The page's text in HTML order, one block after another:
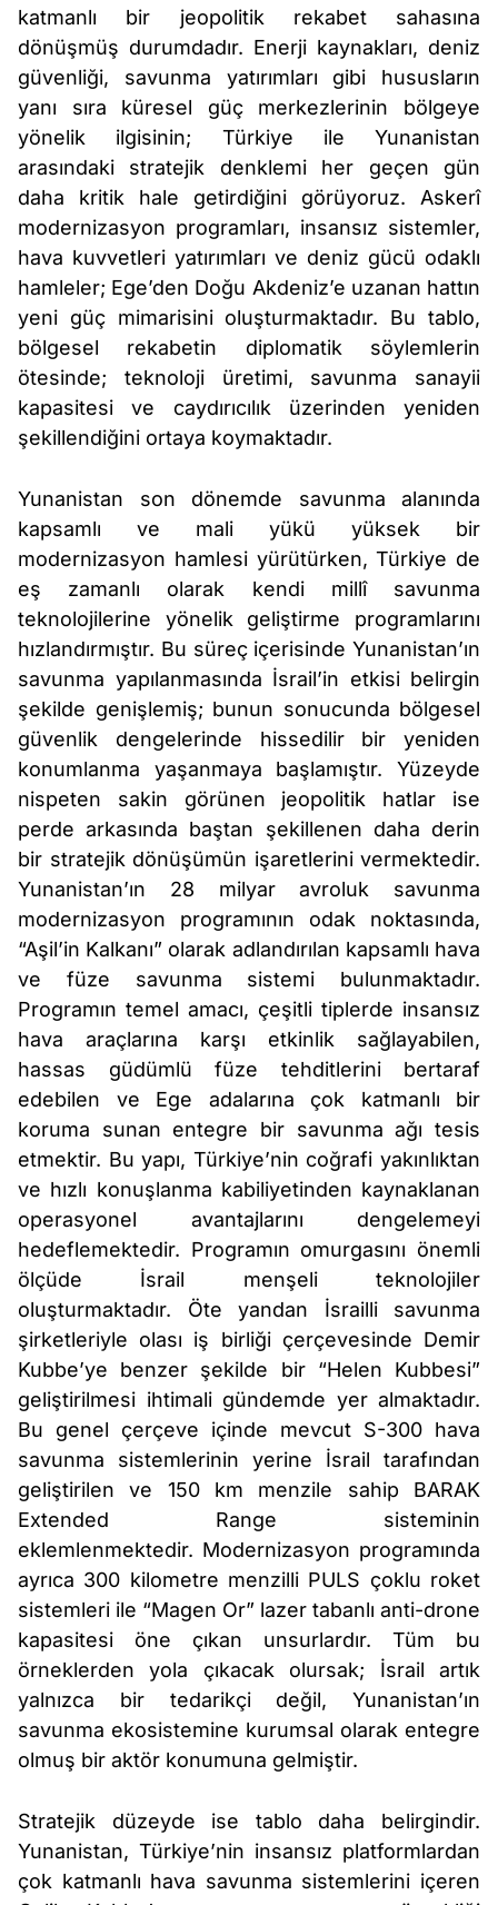
katmanlı bir jeopolitik rekabet sahasına
dönüşmüş durumdadır. Enerji kaynakları, deniz
güvenliği, savunma yatırımları gibi hususların
yanı sıra küresel güç merkezlerinin bölgeye
yönelik ilgisinin; Türkiye ile Yunanistan
arasındaki stratejik denklemi her geçen gün
daha kritik hale getirdiğini görüyoruz. Askerî
modernizasyon programları, insansız sistemler,
hava kuvvetleri yatırımları ve deniz gücü odaklı
hamleler; Ege’den Doğu Akdeniz’e uzanan hattın
yeni güç mimarisini oluşturmaktadır. Bu tablo,
bölgesel rekabetin diplomatik söylemlerin
ötesinde; teknoloji üretimi, savunma sanayii
kapasitesi ve caydırıcılık üzerinden yeniden
şekillendiğini ortaya koymaktadır.
Yunanistan son dönemde savunma alanında
kapsamlı ve mali yükü yüksek bir
modernizasyon hamlesi yürütürken, Türkiye de
eş zamanlı olarak kendi millî savunma
teknolojilerine yönelik geliştirme programlarını
hızlandırmıştır. Bu süreç içerisinde Yunanistan’ın
savunma yapılanmasında İsrail’in etkisi belirgin
şekilde genişlemiş; bunun sonucunda bölgesel
güvenlik dengelerinde hissedilir bir yeniden
konumlanma yaşanmaya başlamıştır. Yüzeyde
nispeten sakin görünen jeopolitik hatlar ise
perde arkasında baştan şekillenen daha derin
bir stratejik dönüşümün işaretlerini vermektedir.
Yunanistan’ın 28 milyar avroluk savunma
modernizasyon programının odak noktasında,
“Aşil’in Kalkanı” olarak adlandırılan kapsamlı hava
ve füze savunma sistemi bulunmaktadır.
Programın temel amacı, çeşitli tiplerde insansız
hava araçlarına karşı etkinlik sağlayabilen,
hassas güdümlü füze tehditlerini bertaraf
edebilen ve Ege adalarına çok katmanlı bir
koruma sunan entegre bir savunma ağı tesis
etmektir. Bu yapı, Türkiye’nin coğrafi yakınlıktan
ve hızlı konuşlanma kabiliyetinden kaynaklanan
operasyonel avantajlarını dengelemeyi
hedeflemektedir. Programın omurgasını önemli
ölçüde İsrail menşeli teknolojiler
oluşturmaktadır. Öte yandan İsrailli savunma
şirketleriyle olası iş birliği çerçevesinde Demir
Kubbe’ye benzer şekilde bir “Helen Kubbesi”
geliştirilmesi ihtimali gündemde yer almaktadır.
Bu genel çerçeve içinde mevcut S-300 hava
savunma sistemlerinin yerine İsrail tarafından
geliştirilen ve 150 km menzile sahip BARAK
Extended Range sisteminin
eklemlenmektedir. Modernizasyon programında
ayrıca 300 kilometre menzilli PULS çoklu roket
sistemleri ile “Magen Or” lazer tabanlı anti-drone
kapasitesi öne çıkan unsurlardır. Tüm bu
örneklerden yola çıkacak olursak; İsrail artık
yalnızca bir tedarikçi değil, Yunanistan’ın
savunma ekosistemine kurumsal olarak entegre
olmuş bir aktör konumuna gelmiştir.
Stratejik düzeyde ise tablo daha belirgindir.
Yunanistan, Türkiye’nin insansız platformlardan
çok katmanlı hava savunma sistemlerini içeren